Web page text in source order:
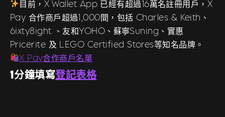
目前，X Wallet App 已經有超過16萬名註冊用戶，X
Pay 合作商戶超過1,000間，包括 Charles & Keith、
6ixty8ight 、友和YOHO、蘇寧Suning、實惠
Pricerite 及 LEGO Certified Stores等知名品牌。
X Pay合作商戶名單
1分鐘填寫登記表格